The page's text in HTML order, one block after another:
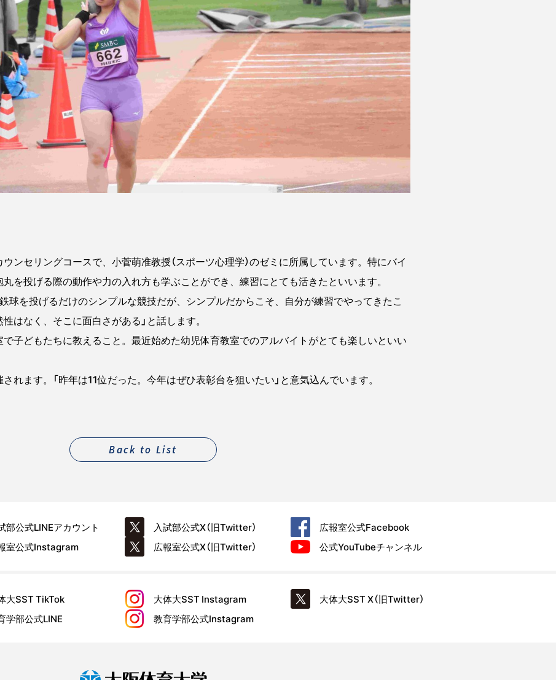
ンセリングコースで、小菅萌准教授（スポーツ心理学）のゼミに所属しています。特にバイ
を投げる際の動作や力の入れ方も学ぶことができ、練習にとても活きたといいます。
球を投げるだけのシンプルな競技だが、シンプルだからこそ、自分が練習でやってきたこ
はなく、そこに面白さがある」と話します。
子どもたちに教えること。最近始めた幼児体育教室でのアルバイトがとても楽しいといい
れます。「昨年は11位だった。今年はぜひ表彰台を狙いたい」と意気込んでいます。
Back to List
部公式LINEアカウント 入試部公式X（旧Twitter） 広報室公式Facebook
室公式Instagram 広報室公式X（旧Twitter） 公式YouTubeチャンネル
大SSTTikTok 大体大SST Instagram 大体大SSTX（旧Twitter）
学部公式LINE 教育学部公式Instagram